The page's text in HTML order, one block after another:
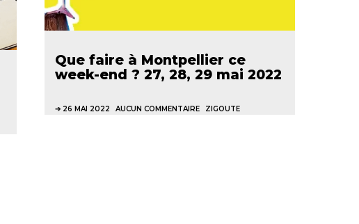
Que faire à Montpellier ce
week-end ? 27, 28, 29 mai 2022
26 MAI 2022 AUCUN COMMENTAIRE ZIGOUTE